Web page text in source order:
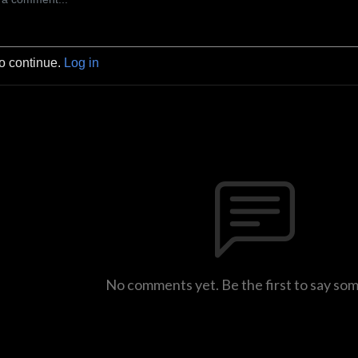
continue. Log in
No comments yet. Be the first to say